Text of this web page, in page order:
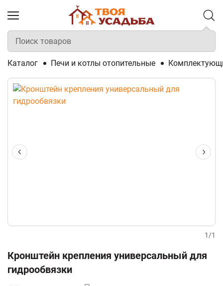
Каталог Печи и котлы отопительные
1/1
Кронштейн крепления универсальный для
гидрообвязки